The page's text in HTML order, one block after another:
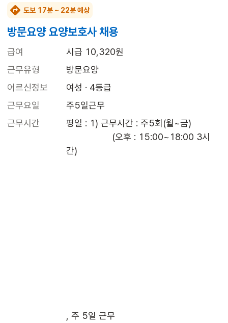
도보 17분 ~ 22분 예상
방문요양 요양보호사 채용
급여
시급 10,320원
근무유형
방문요양
어르신정보
여성 · 4등급
근무요일
주5일근무
근무시간
평일 : 1) 근무시간 : 주5회(월~금)
간)
, 주 5일 근무